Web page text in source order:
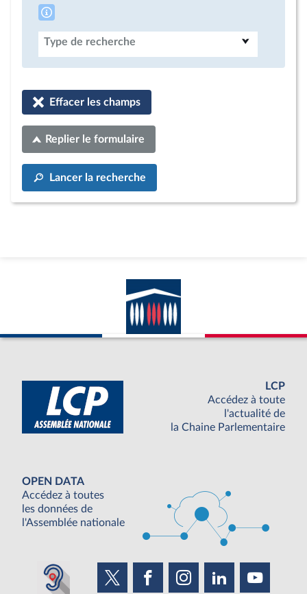
Type de recherche
Effacer les champs
Replier le formulaire
Lancer la recherche
LCP
Accédez à toute
l'actualité de
la Chaine Parlementaire
OPEN DATA
Accédez à toutes
les données de
l'Assemblée nationale